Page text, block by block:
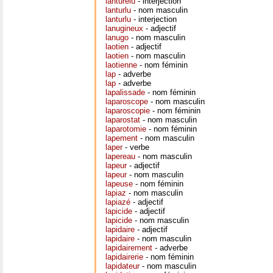
lanturlu - nom masculin
lanturlu - interjection
lanugineux - adjectif
lanugo - nom masculin
laotien - adjectif
laotien - nom masculin
laotienne - nom féminin
lap - adverbe
lap - adverbe
lapalissade - nom féminin
laparoscope - nom masculin
laparoscopie - nom féminin
laparostat - nom masculin
laparotomie - nom féminin
lapement - nom masculin
laper- verbe
lapereau - nom masculin
lapeur- adjectif
lapeur- nom masculin
lapeuse - nom féminin
lapiaz - nom masculin
lapiazé - adjectif
lapicide - adjectif
lapicide - nom masculin
lapidaire - adjectif
lapidaire - nom masculin
lapidairement - adverbe
lapidairerie - nom féminin
lapidateur- nom masculin